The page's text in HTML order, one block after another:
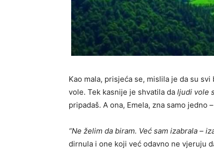
Kao mala, prisjeća se, mislila je da su
vole. Tek kasnije je shvatila da ljudi vole
pripadaš. A ona, Emela, zna samo jedno –
“Ne želim da biram. Već sam izabrala –
dirnula i one koji već odavno ne vjeruju